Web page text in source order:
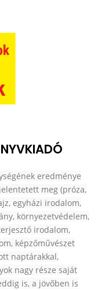
eredménye
meg (próza,
egyházi irodalom,
környezetvédelem,
irodalom,
képzőművészet
naptárakkal,
nagy része saját
is, a jövőben is